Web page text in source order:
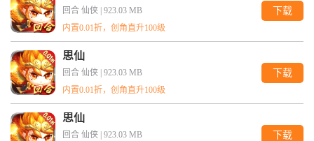
二次元
策略 冒险
动漫
Q版 经营
回合 仙侠 | 923.03 MB
内置0.01折，创角直升100级
下载
思仙
回合 仙侠 | 923.03 MB
内置0.01折，创角直升100级
下载
思仙
回合 仙侠 | 923.03 MB
下载